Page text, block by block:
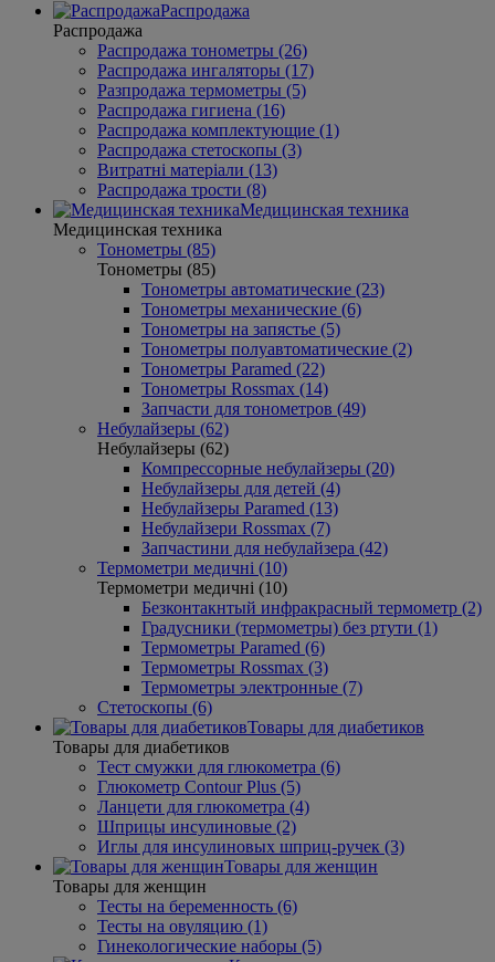
Распродажа
Распродажа
Распродажа тонометры (26)
Распродажа ингаляторы (17)
Разпродажа термометры (5)
Распродажа гигиена (16)
Распродажа комплектующие (1)
Распродажа стетоскопы (3)
Витратні матеріали (13)
Распродажа трости (8)
Медицинская техника
Медицинская техника
Тонометры (85)
Тонометры (85)
Тонометры автоматические (23)
Тонометры механические (6)
Тонометры на запястье (5)
Тонометры полуавтоматические (2)
Тонометры Paramed (22)
Тонометры Rossmax (14)
Запчасти для тонометров (49)
Небулайзеры (62)
Небулайзеры (62)
Компрессорные небулайзеры (20)
Небулайзеры для детей (4)
Небулайзеры Paramed (13)
Небулайзери Rossmax (7)
Запчастини для небулайзера (42)
Термометри медичні (10)
Термометри медичні (10)
Безконтакнтый инфракрасный термометр (2)
Градусники (термометры) без ртути (1)
Термометры Paramed (6)
Термометры Rossmax (3)
Термометры электронные (7)
Стетоскопы (6)
Товары для диабетиков
Товары для диабетиков
Тест смужки для глюкометра (6)
Глюкометр Contour Plus (5)
Ланцети для глюкометра (4)
Шприцы инсулиновые (2)
Иглы для инсулиновых шприц-ручек (3)
Товары для женщин
Товары для женщин
Тесты на беременность (6)
Тесты на овуляцию (1)
Гинекологические наборы (5)